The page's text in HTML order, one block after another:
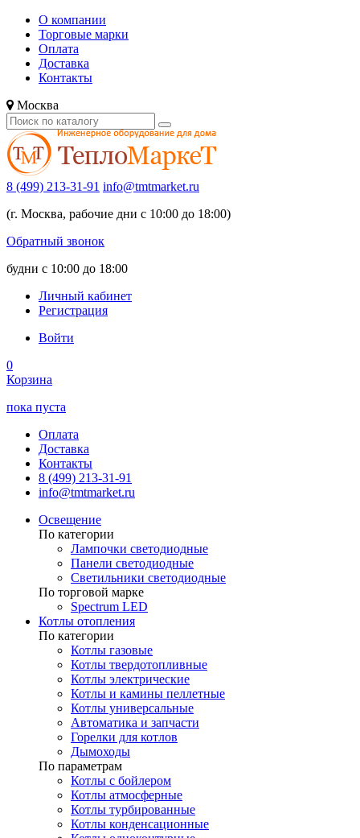
О компании
Торговые марки
Оплата
Доставка
Контакты
Москва
8 (499) 213-31-91 info@tmtmarket.ru
(г. Москва, рабочие дни с 10:00 до 18:00)
Обратный звонок
будни с 10:00 до 18:00
Личный кабинет
Регистрация
Войти
0
Корзина
пока пуста
Оплата
Доставка
Контакты
8 (499) 213-31-91
info@tmtmarket.ru
Освещение
По категории
Лампочки светодиодные
Панели светодиодные
Светильники светодиодные
По торговой марке
Spectrum LED
Котлы отопления
По категории
Котлы газовые
Котлы твердотопливные
Котлы электрические
Котлы и камины пеллетные
Котлы универсальные
Автоматика и запчасти
Горелки для котлов
Дымоходы
По параметрам
Котлы с бойлером
Котлы атмосферные
Котлы турбированные
Котлы конденсационные